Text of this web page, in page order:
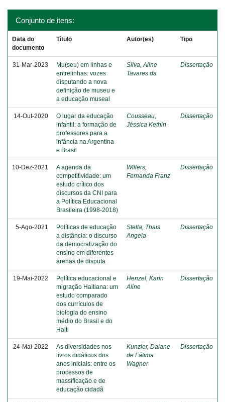
Conjunto de itens:
Data do
documento
Título Autor(es) Tipo
31-Mar-2023
Mu(seu) em linhas e
entrelinhas: vozes
disputando a nova
definição de museu e
a educação museal
Silva, Aline
Tavares da
Dissertação
14-Out-2020
O lugar da educação
infantil: a formação de
professores para a
infância na Argentina
e Brasil
Cousseau,
Jéssica Kethin
Dissertação
10-Dez-2021
A agenda da
competitividade: um
estudo crítico dos
discursos da CNI para
a Política Educacional
Brasileira (1998-2018)
Willers,
Fernanda Franz
Dissertação
5-Ago-2021
Políticas de educação
a distância: o discurso
da democratização do
ensino em diferentes
arenas de disputa
Stella, Thais
Angela
Dissertação
19-Mai-2022
Política educacional e
migração Haitiana: um
estudo comparado
dos currículos de
biologia do ensino
médio do Brasil e do
Haiti
Henzel, Karin
Aline
Dissertação
24-Mai-2022
As diversidades nos
livros didáticos dos
anos iniciais: entre os
processos de
massificação e de
educação cidadã
Kunzler, Daiane
de Fátima
Wagner
Dissertação